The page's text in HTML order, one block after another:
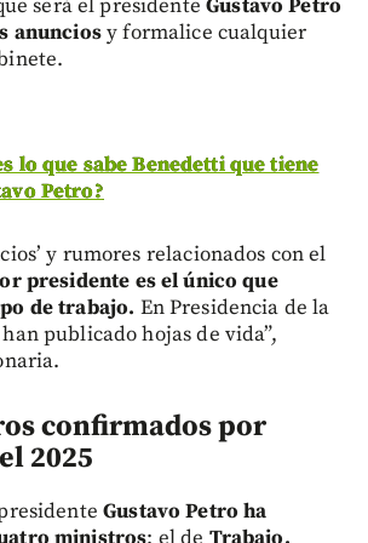
será el presidente Gustavo Petro
anunciosy formalice cualquier
lo que sabe Benedetti que tiene
Petro?
y rumores relacionados con el
presidente es el único que
de trabajo. En Presidencia de la
publicado hojas de vida”,
confirmados por
2025
Gustavo Petro ha